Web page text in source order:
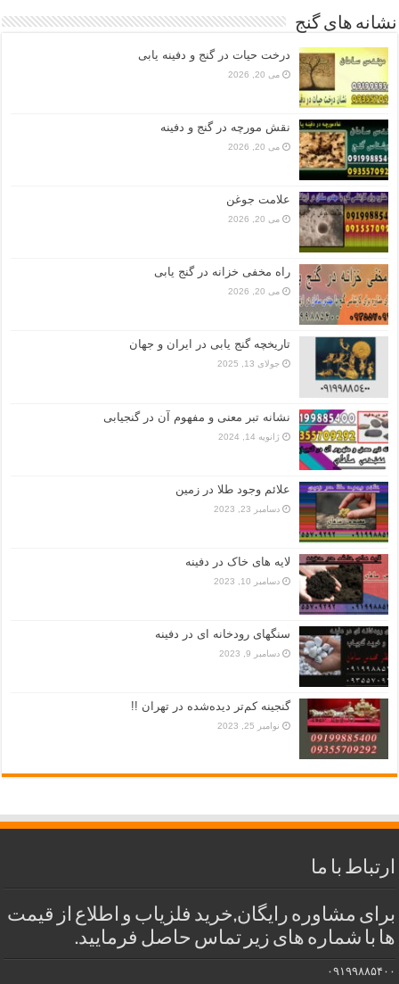
نشانه های گنج
درخت حیات در گنج و دفینه یابی
می 20, 2026
نقش مورچه در گنج و دفینه
می 20, 2026
علامت جوغن
می 20, 2026
راه مخفی خزانه در گنج یابی
می 20, 2026
تاریخچه گنج‌ یابی در ایران و جهان
جولای 13, 2025
نشانه تبر معنی و مفهوم آن در گنجیابی
ژانویه 14, 2024
علائم وجود طلا در زمین
دسامبر 23, 2023
لایه های خاک در دفینه
دسامبر 10, 2023
سنگهای رودخانه ای در دفینه
دسامبر 9, 2023
گنجینه کم‌تر دیده‌شده در تهران !!
نوامبر 25, 2023
ارتباط با ما
برای مشاوره رایگان,خرید فلزیاب و اطلاع از قیمت
ها با شماره های زیر تماس حاصل فرمایید.
۰۹۱۹۹۸۸۵۴۰۰